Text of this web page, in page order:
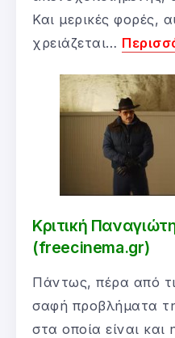
Και μερικές φορές,
χρειάζεται…
Κριτική
(freecinema.gr)
Πάντως, πέρα από
σαφή προβλήματα
στα οποία είναι και